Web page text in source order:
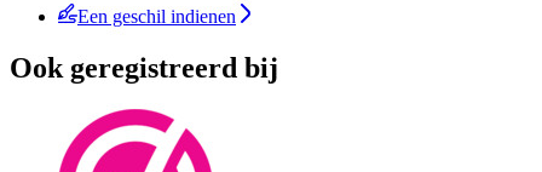
Een geschil indienen
Ook geregistreerd bij